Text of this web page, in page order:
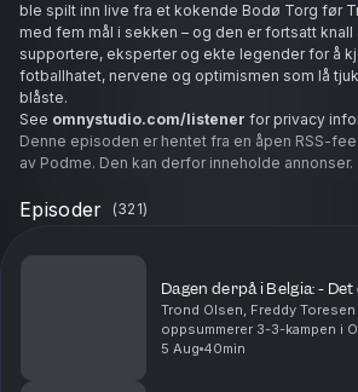
ble spilt inn live fra et kokende Bodø Torg før
med fem mål i sekken – og den er fortsatt knall
supportere, eksperter og ekte legender for å
fotballhatet, nervene og optimismen som lå
blåste.
See omnystudio.com/listener for privacy
Denne episoden er hentet fra en åpen RSS-
av Podme. Den kan derfor inneholde annonser.
Episoder (321)
Dagen derpå i Belgia: -
Trond Olsen, Freddy
oppsummerer 3-3-kampen i
returkampen,
5 Aug 40min